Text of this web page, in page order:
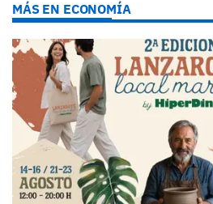
MÁS EN ECONOMÍA